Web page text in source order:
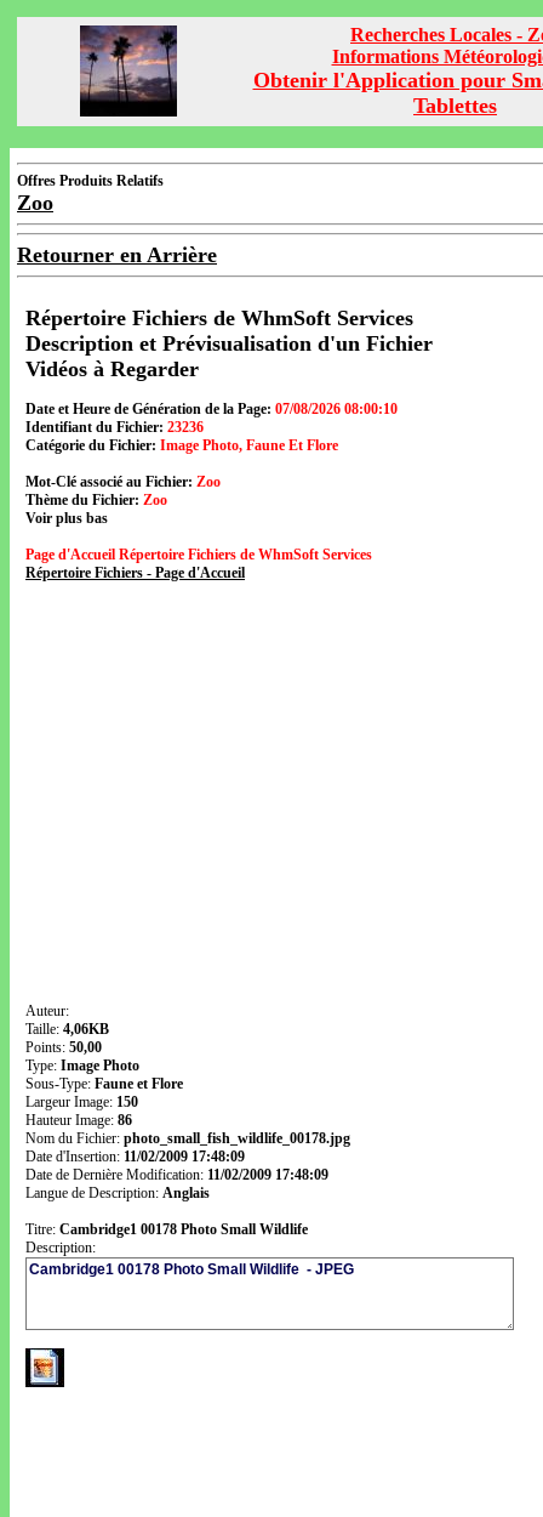
Recherches Locales -
Informations
Obtenir l'Application pour
Tablettes
Offres Produits Relatifs
Zoo
Retourner en Arrière
Répertoire Fichiers de WhmSoft Services
Description et Prévisualisation d'un Fichier
Vidéos à Regarder
Date et Heure de Génération de la Page: 07/08/2026 08:00:10
Identifiant du Fichier: 23236
Catégorie du Fichier: Image Photo, Faune Et Flore
Mot-Clé associé au Fichier: Zoo
Thème du Fichier: Zoo
Voir plus bas
Page d'Accueil Répertoire Fichiers de WhmSoft Services
Répertoire Fichiers - Page d'Accueil
Auteur:
Taille: 4,06KB
Points: 50,00
Type: Image Photo
Sous-Type: Faune et Flore
Largeur Image: 150
Hauteur Image: 86
Nom du Fichier: photo_small_fish_wildlife_00178.jpg
Date d'Insertion: 11/02/2009 17:48:09
Date de Dernière Modification: 11/02/2009 17:48:09
Langue de Description: Anglais
Titre: Cambridge1 00178 Photo Small Wildlife
Description: